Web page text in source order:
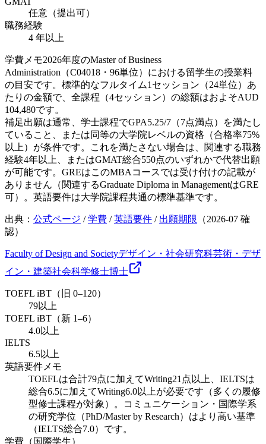
任意（提出可）
職務経験
4 年以上
学費メモ2026年度のMaster of Business
Administration（C04018・96単位）における留学生の授業料
の目安です。標準的なフルタイム1セッション（24単位）あ
たりの金額で、全課程（4セッション）の総額はおよそAUD
104,480です。
補足出願は通常、学士課程でGPA5.25/7（7点満点）を満たし
ていること、または同等の大学院レベルの資格（合格率75%
以上）が条件です。これを満たさない場合は、関連する職務
経験4年以上、またはGMAT総合550点のいずれかで代替出願
が可能です。GREはこのMBAコースでは受け付けの記載が
ありません（関連するGraduate Diploma in ManagementはGRE
可）。英語要件は大学院課程共通の標準基準です。
出典： 公式ページ /学費 /英語要件 / 出願期限 （2026-07 確
認）
Faculty of Design and Societyデザイン・社会研究科芸術・デザ
イン・建築社会科学修士博士
TOEFL iBT（旧 0–120）
79以上
TOEFL iBT（新 1–6）
4.0以上
IELTS
6.5以上
英語要件メモ
TOEFLは合計79点に加えてWriting21点以上、IELTSは
総合6.5に加えてWriting6.0以上が必要です（多くの履修
型修士課程が対象）。コミュニケーション・国際学系
の研究学位（PhD/Master by Research）はより高い基準
（IELTS総合7.0）です。
学費（国際学生）